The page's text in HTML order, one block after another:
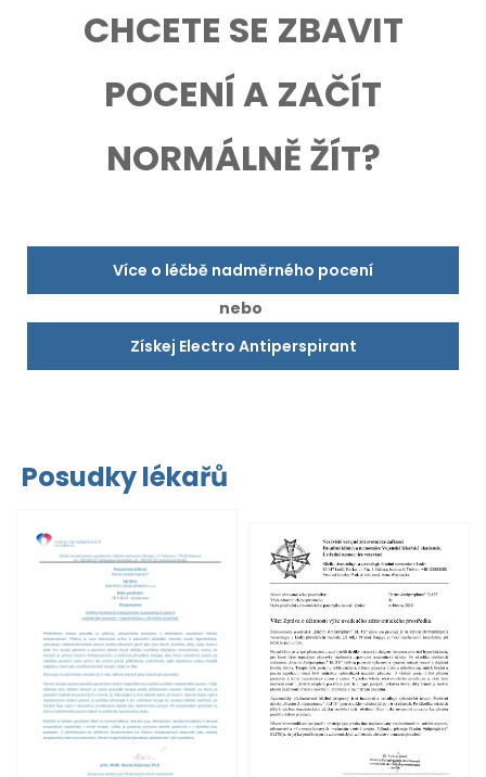
CHCETE SE ZBAVIT
POCENÍ A ZAČÍT
NORMÁLNĚ ŽÍT?
Více o léčbě nadměrného pocení
nebo
Získej Electro Antiperspirant
Posudky lékařů